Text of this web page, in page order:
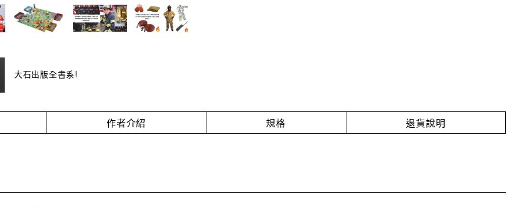
大石出版全書系!
作者介紹 規格 退貨說明